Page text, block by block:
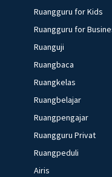
Ruangguru for Kids
Ruangguru for
Ruanguji
Ruangbaca
Ruangkelas
Ruangbelajar
Ruangpengajar
Ruangguru Privat
Ruangpeduli
Airis